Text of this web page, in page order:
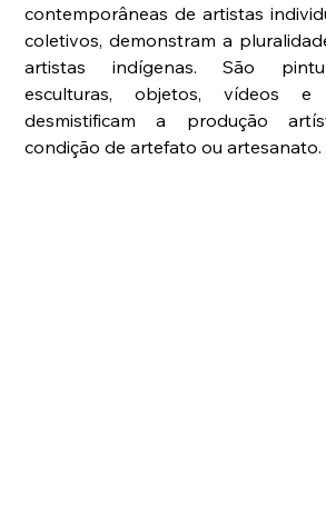
contemporâneas de artistas
coletivos, demonstram a
artistas indígenas. São
esculturas, objetos, vídeos e
desmistificam a produção
condição de artefato ou artesanato.